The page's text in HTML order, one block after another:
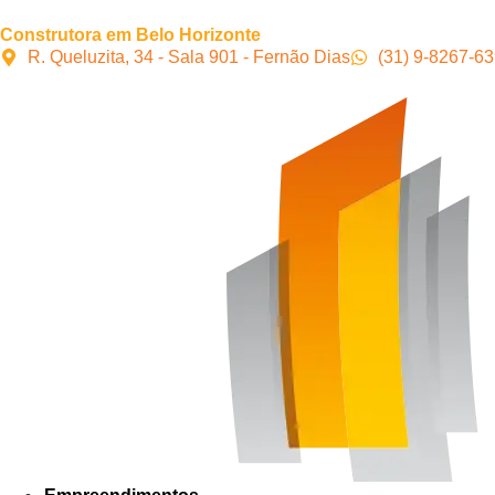
Construtora em Belo Horizonte
R. Queluzita, 34 - Sala 901 - Fernão Dias
(31) 9-8267-